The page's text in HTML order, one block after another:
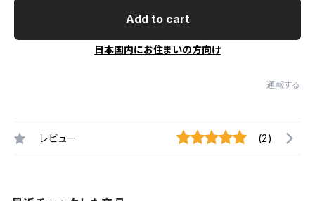
Add to cart
日本国内にお住まいの方向け
通報する
レビュー (2)